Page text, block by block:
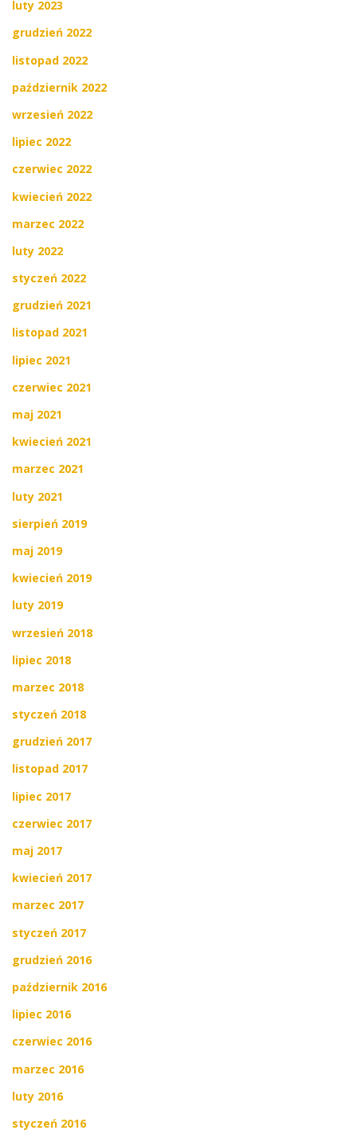
luty 2023
grudzień 2022
listopad 2022
październik 2022
wrzesień 2022
lipiec 2022
czerwiec 2022
kwiecień 2022
marzec 2022
luty 2022
styczeń 2022
grudzień 2021
listopad 2021
lipiec 2021
czerwiec 2021
maj 2021
kwiecień 2021
marzec 2021
luty 2021
sierpień 2019
maj 2019
kwiecień 2019
luty 2019
wrzesień 2018
lipiec 2018
marzec 2018
styczeń 2018
grudzień 2017
listopad 2017
lipiec 2017
czerwiec 2017
maj 2017
kwiecień 2017
marzec 2017
styczeń 2017
grudzień 2016
październik 2016
lipiec 2016
czerwiec 2016
marzec 2016
luty 2016
styczeń 2016